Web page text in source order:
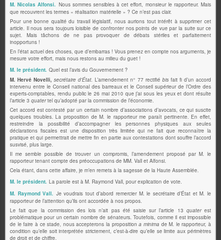
M. Nicolas Alfonsi. Nous sommes sensibles à cet effort, monsieur le rapporteur. Mais
que recouvrent les termes « réalisation matérielle » ? Ce n’est pas clair.
Pour une bonne qualité du travail législatif, nous aurions tout intérêt à supprimer cet
article. Il nous sera toujours loisible de confronter nos points de vue par la suite sur ce
sujet. Mais tâchons de ne pas provoquer de débats stériles et parfaitement
inopportuns !
En l’état actuel des choses, que d’embarras ! Vous prenez en compte nos arguments, je
mesure votre effort, mais nous restons au milieu du guet !
M. le président. Quel est l’avis du Gouvernement ?
M. Hervé Novelli, secrétaire d'État. L’amendement n° 77 rectifié bisfait fi d’un accord
intervenu entre le Conseil national des barreaux et le Conseil supérieur de l’Ordre des
experts-comptables, rendu public le 26 mai 2010 que j’ai sous les yeux et dont résulte
l’article 3 quatertel qu’adopté par la commission de l’économie.
Cet accord est contesté par un certain nombre d’associations d’avocats, ce qui suscite
quelques troubles. La proposition de M. le rapporteur me paraît pertinente. En effet,
restreindre la possibilité d’accompagner les personnes physiques aux seules
déclarations fiscales est une disposition très limitée qui ne fait que reconnaître la
pratique et qui permettrait de mettre fin en partie aux contestations dont souffre l’accord
susvisé, plus large.
Il me semble possible de trouver un compromis, l’amendement proposé par M. le
rapporteur tenant compte des préoccupations de MM. Vall et Alfonsi.
Cela étant, dans cette affaire, je m’en remets à la sagesse de la Haute Assemblée.
M. le président. La parole est à M. Raymond Vall, pour explication de vote.
M. Raymond Vall. Je voudrais tout d’abord remercier M. le secrétaire d’État et M. le
rapporteur de l’attention qu’ils ont accordée à nos propos.
Le fait que la commission des lois n’ait pas été saisie sur l’article 13 quaterest
problématique pour un certain nombre de sénateurs. Toutefois, comme il est impossible
de le faire à ce stade, nous accepterons la propositiona minima de M. le rapporteur, à
condition qu’elle soit interprétée strictement, c’est-à-dire qu’elle se limite aux périmètres
de droit et de chiffre.